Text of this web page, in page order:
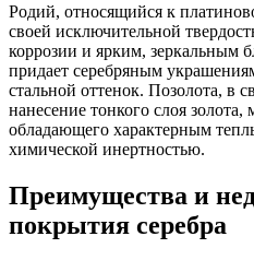
Родий, относящийся к
своей исключительной
коррозии и ярким, зеркальным
придает серебряным
стальной оттенок. Позолота, в
нанесение тонкого слоя золота,
обладающего характерным
химической инертностью.
Преимущества и
покрытия серебра